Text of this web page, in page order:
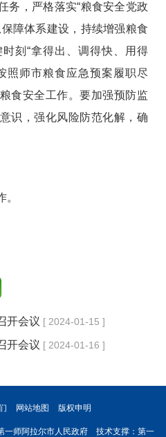
务，严格落实“粮食安全党政
障体系建设，持续增强粮食
刻“拿得出、调得快、用得
照师市粮食应急预案履职尽
食安全工作。要加强预防监
识，强化风险防范化解，确
开会议 [ 2024-01-15 ]
开会议 [ 2024-01-16 ]
网站地图 版权申明
一师阿拉尔市人民政府 技术支撑：第一